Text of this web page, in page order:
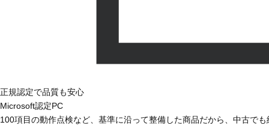
正規認定で品質も安心
Microsoft認定PC
100項目の動作点検など、基準に沿って整備した商品だから、中古で